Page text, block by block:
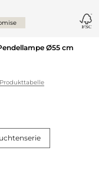
Ø55 cm
Produkttabelle